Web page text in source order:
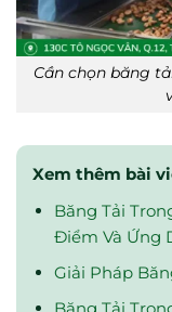
Cần chọn băng
Xem thêm bài
Băng Tải
Điểm Và Ứng
Giải Pháp